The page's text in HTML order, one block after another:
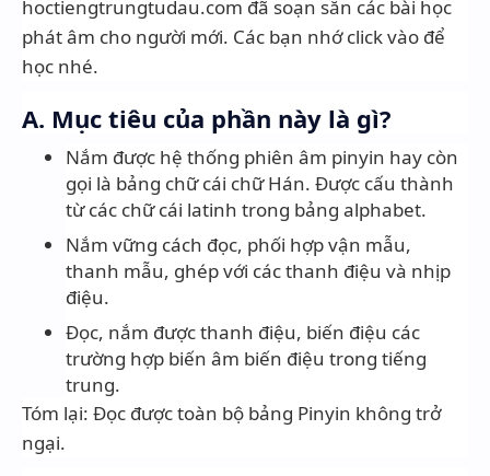
hoctiengtrungtudau.com đã soạn sẵn các bài học
phát âm cho người mới. Các bạn nhớ click vào để
học nhé.
A. Mục tiêu của phần này là gì?
Nắm được hệ thống phiên âm pinyin hay còn
gọi là bảng chữ cái chữ Hán. Được cấu thành
từ các chữ cái latinh trong bảng alphabet.
Nắm vững cách đọc, phối hợp vận mẫu,
thanh mẫu, ghép với các thanh điệu và nhịp
điệu.
Đọc, nắm được thanh điệu, biến điệu các
trường hợp biến âm biến điệu trong tiếng
trung.
Tóm lại: Đọc được toàn bộ bảng Pinyin không trở
ngại.